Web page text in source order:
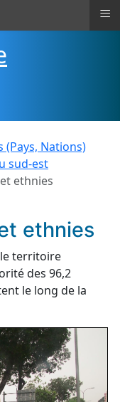
(Pays, Nations)
sud-est
ethnies
ethnies
territoire
des 96,2
le long de la
≡